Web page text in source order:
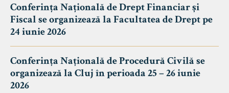
Conferința Națională de Drept Financiar și
Fiscal se organizează la Facultatea de Drept pe
24 iunie 2026
Conferința Națională de Procedură Civilă se
organizează la Cluj în perioada 25 – 26 iunie
2026